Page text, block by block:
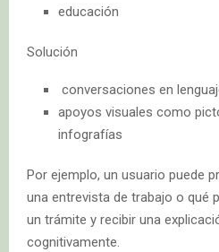
educación
Solución
conversaciones en
apoyos visuales como
infografías
Por ejemplo, un usuario puede
una entrevista de trabajo o qué
un trámite y recibir una
cognitivamente.